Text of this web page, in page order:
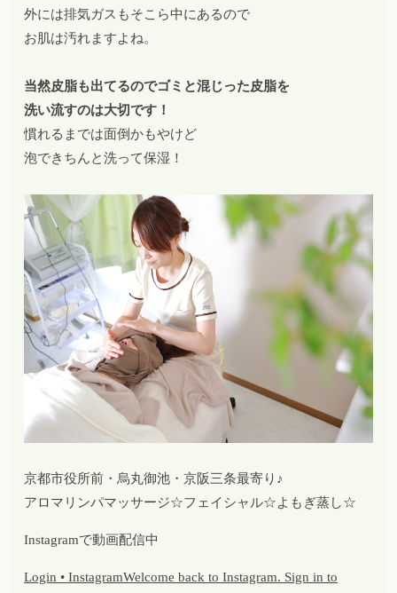
外には排気ガスもそこら中にあるので
お肌は汚れますよね。
当然皮脂も出てるのでゴミと混じった皮脂を
洗い流すのは大切です！
慣れるまでは面倒かもやけど
泡できちんと洗って保湿！
京都市役所前・烏丸御池・京阪三条最寄り♪
アロマリンパマッサージ☆フェイシャル☆よもぎ蒸し☆
Instagramで動画配信中
Login • InstagramWelcome back to Instagram. Sign in to